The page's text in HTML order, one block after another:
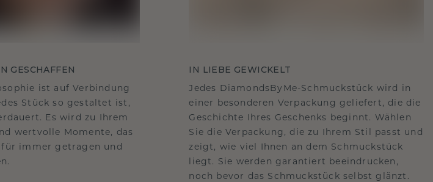
GESCHAFFEN
ist auf Verbindung
Stück so gestaltet ist,
Es wird zu Ihrem
wertvolle Momente, das
immer getragen und
IN LIEBE GEWICKELT
Jedes DiamondsByMe-Schmuckstück wird in
einer besonderen Verpackung geliefert, die die
Geschichte Ihres Geschenks beginnt. Wählen
Sie die Verpackung, die zu Ihrem Stil passt und
zeigt, wie viel Ihnen an dem Schmuckstück
liegt. Sie werden garantiert beeindrucken,
noch bevor das Schmuckstück selbst glänzt.